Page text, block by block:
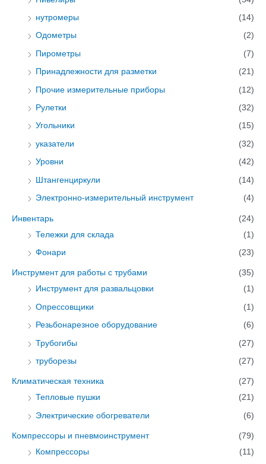
нутромеры (14)
Одометры (2)
Пирометры (7)
Принадлежности для разметки (21)
Прочие измерительные приборы (12)
Рулетки (32)
Угольники (15)
указатели (32)
Уровни (42)
Штангенциркули (14)
Электронно-измерительный инструмент (4)
Инвентарь
(24)
Тележки для склада
(1)
Фонари (23)
Инструмент для работы с трубами
(35)
Инструмент для развальцовки
(1)
Опресcовщики (1)
Резьбонарезное оборудование (6)
Трубогибы (27)
труборезы (27)
Климатическая техника
(27)
Тепловые пушки
(21)
Электрические обогреватели (6)
Компрессоры и пневмоинструмент
(79)
Компрессоры
(11)